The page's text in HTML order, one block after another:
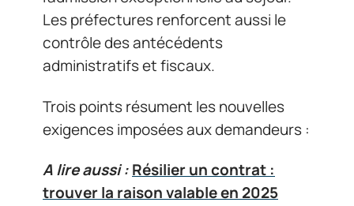
Les préfectures renforcent aussi le
contrôle des antécédents
administratifs et fiscaux.
Trois points résument les nouvelles
exigences imposées aux demandeurs :
A lire aussi :Résilier un contrat :
trouver la raison valable en 2025